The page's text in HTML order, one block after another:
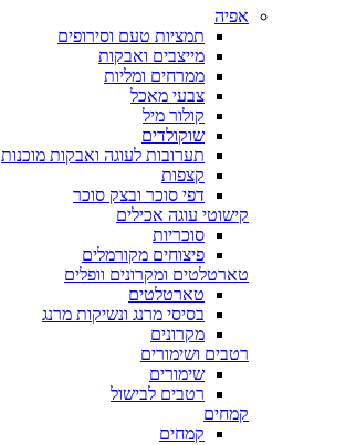
אפיה
תמציות טעם וסירופים
מייצבים ואבקות
ממרחים ומליות
צבעי מאכל
קולור מיל
שוקולדים
תערובות לעוגה ואבקות מוכנות
קצפות
דפי סוכר ובצק סוכר
קישוטי עוגה אכילים
סוכריות
פיצוחים מקורמלים
טארטלטים ומקרונים וופלים
טארטלטים
בסיסי מרנג ונשיקות מרנג
מקרונים
רטבים ושימורים
שימורים
רטבים לבישול
קמחים
קמחים